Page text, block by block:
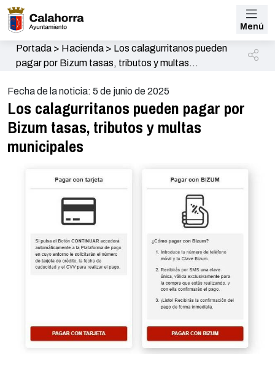
Menú
Portada> Hacienda> Los calagurritanos pueden
pagar por Bizum tasas, tributos y multas
Fecha de la noticia: 5 de junio de 2025
Los calagurritanos pueden pagar por
Bizum tasas, tributos y multas
municipales